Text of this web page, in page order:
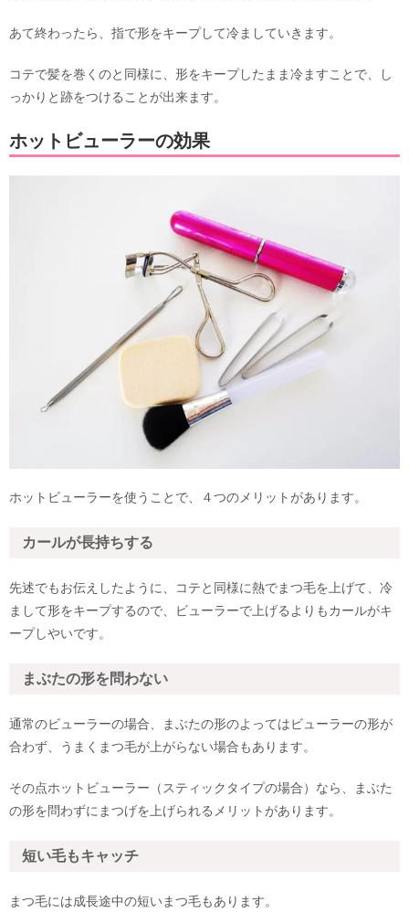
あて終わったら、指で形をキープして冷ましていきます。
コテで髪を巻くのと同様に、形をキープしたまま冷ますことで、し
っかりと跡をつけることが出来ます。
ホットビューラーの効果
ホットビューラーを使うことで、４つのメリットがあります。
カールが長持ちする
先述でもお伝えしたように、コテと同様に熱でまつ毛を上げて、冷
まして形をキープするので、ビューラーで上げるよりもカールがキ
ープしやいです。
まぶたの形を問わない
通常のビューラーの場合、まぶたの形のよってはビューラーの形が
合わず、うまくまつ毛が上がらない場合もあります。
その点ホットビューラー（スティックタイプの場合）なら、まぶた
の形を問わずにまつげを上げられるメリットがあります。
短い毛もキャッチ
まつ毛には成長途中の短いまつ毛もあります。